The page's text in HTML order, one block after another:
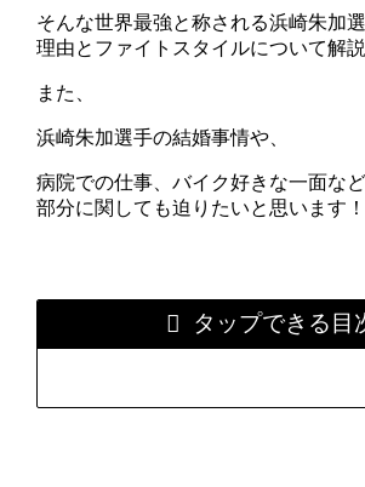
そんな世界最強と称される浜崎朱加
理由とファイトスタイルについて解
また、
浜崎朱加選手の結婚事情や、
病院での仕事、バイク好きな一面な
部分に関しても迫りたいと思います！
タップできる目